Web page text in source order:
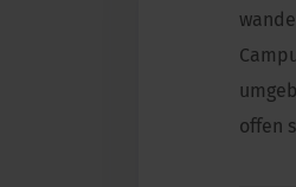
offen